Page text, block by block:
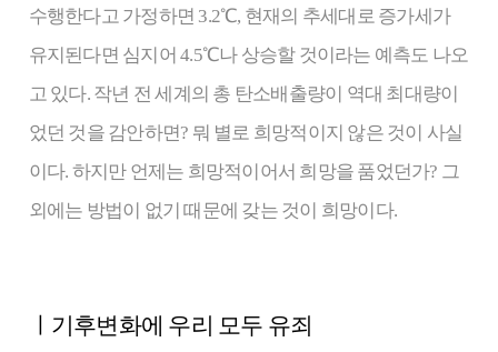
수행한다고 가정하면 3.2℃, 현재의 추세대로 증가세가
유지된다면 심지어 4.5℃나 상승할 것이라는 예측도 나오
고 있다. 작년 전 세계의 총 탄소배출량이 역대 최대량이
었던 것을 감안하면? 뭐 별로 희망적이지 않은 것이 사실
이다. 하지만 언제는 희망적이어서 희망을 품었던가? 그
외에는 방법이 없기 때문에 갖는 것이 희망이다.
ㅣ기후변화에 우리 모두 유죄